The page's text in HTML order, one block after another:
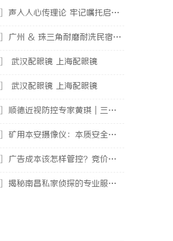
声入人心传理论 牢记嘱托启新程——2026年省直机关“党的创新理论我来讲”宣讲活动圆满落幕
广州 & 珠三角耐磨耐洗民宿布草批发厂家选购全指南
武汉配眼镜 上海配眼镜
武汉配眼镜 上海配眼镜
顺德近视防控专家黄琪｜三甲眼科背景，青少年分层近视管理医
矿用本安摄像仪：本质安全设计，井下高危区域放心用
广告成本该怎样管控？竞价托管专业服务商俐麸科技
揭秘南昌私家侦探的专业服务与行业现状全面解析